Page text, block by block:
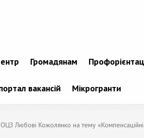
Громадянам
вакансій Мікрогранти
Любові Кожолянко на тему